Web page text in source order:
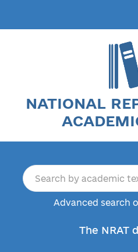
NATIONAL
Advanced search
The NRAT